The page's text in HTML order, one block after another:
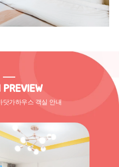
PREVIEW
닷가하우스 객실 안내